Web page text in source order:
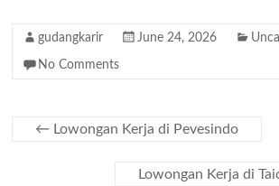
gudangkarir June 24, 2026
No Comments
← Lowongan Kerja di Pevesindo
Lowongan Kerja di